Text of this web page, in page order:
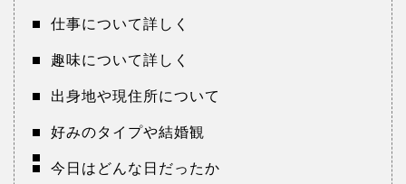
仕事について詳しく
趣味について詳しく
出身地や現住所について
好みのタイプや結婚観
今日はどんな日だったか